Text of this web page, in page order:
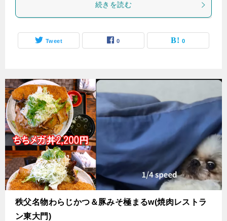
続きを読む
Tweet 0 0
秩父名物わらじかつ＆豚みそ極まるw(焼肉レストラ
ン東大門)